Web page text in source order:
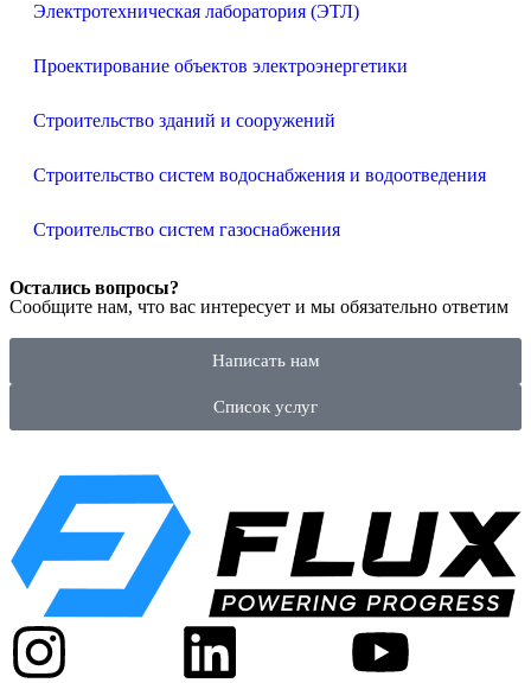
Электротехническая лаборатория (ЭТЛ)
Проектирование объектов электроэнергетики
Строительство зданий и сооружений
Строительство систем водоснабжения и водоотведения
Строительство систем газоснабжения
Остались вопросы?
Сообщите нам, что вас интересует и мы обязательно ответим
Написать нам
Список услуг